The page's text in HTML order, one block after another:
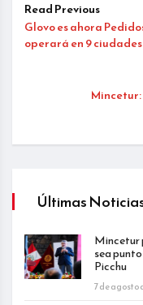
Read Previous
Glovo es ahora
operará en 9
Mincetur:
Últimas
Mincetur
sea
Picchu
7 de agosto